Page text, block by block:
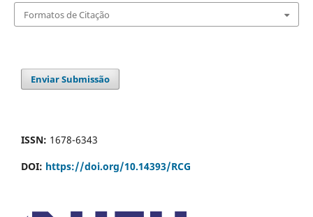
Formatos de Citação
Enviar Submissão
ISSN: 1678-6343
DOI: https://doi.org/10.14393/RCG